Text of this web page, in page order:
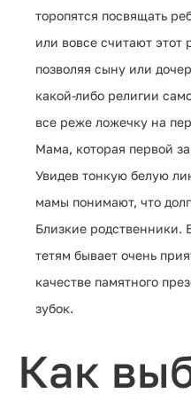
торопятся посвящать
или вовсе считают этот
позволяя сыну или
какой-либо религии
все реже ложечку на
Мама, которая первой
Увидев тонкую белую
мамы понимают, что
Близкие родственники.
тетям бывает очень
качестве памятного
зубок.
Как